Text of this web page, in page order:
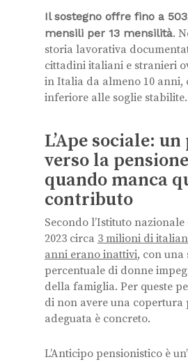
Il sostegno offre fino a
mensili per 13 mensilità.
storia lavorativa
cittadini italiani e stranieri
in Italia da almeno 10 anni,
inferiore alle soglie stabilite.
L’Ape sociale:
verso la
quando manca
contributo
Secondo l’Istituto
2023 circa 3 milioni di
anni erano inattivi, con
percentuale di donne
della famiglia. Per queste
di non avere una copertura
adeguata è concreto.
L’Anticipo pensionistico è